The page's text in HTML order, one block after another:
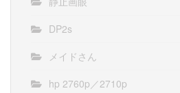
DP2s
メイドさん
hp 2760p／2710p